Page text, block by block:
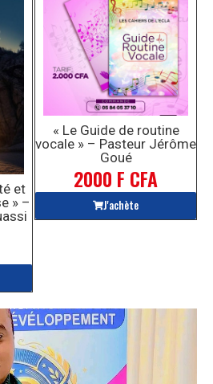
et
» –
« Le Guide de routine
vocale » – Pasteur Jérôme
Goué
2000 F CFA
J'achète